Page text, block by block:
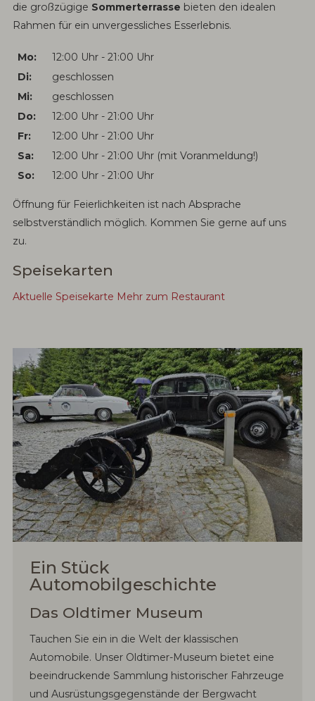
die großzügige Sommerterrasse bieten den idealen
Rahmen für ein unvergessliches Esserlebnis.
Mo:
12:00 Uhr - 21:00 Uhr
Di:
geschlossen
Mi:
geschlossen
Do:
12:00 Uhr - 21:00 Uhr
Fr:
12:00 Uhr - 21:00 Uhr
Sa:
12:00 Uhr - 21:00 Uhr (mit Voranmeldung!)
So:
12:00 Uhr - 21:00 Uhr
Öffnung für Feierlichkeiten ist nach Absprache
selbstverständlich möglich. Kommen Sie gerne auf uns
zu.
Speisekarten
Aktuelle Speisekarte Mehr zum Restaurant
Ein Stück
Automobilgeschichte
Das Oldtimer Museum
Tauchen Sie ein in die Welt der klassischen
Automobile. Unser Oldtimer-Museum bietet eine
beeindruckende Sammlung historischer Fahrzeuge
und Ausrüstungsgegenstände der Bergwacht